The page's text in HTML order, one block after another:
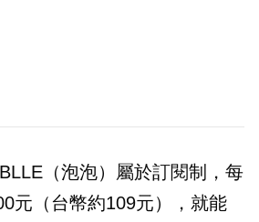
（泡泡）屬於訂閱制，每
元（台幣約109元），就能